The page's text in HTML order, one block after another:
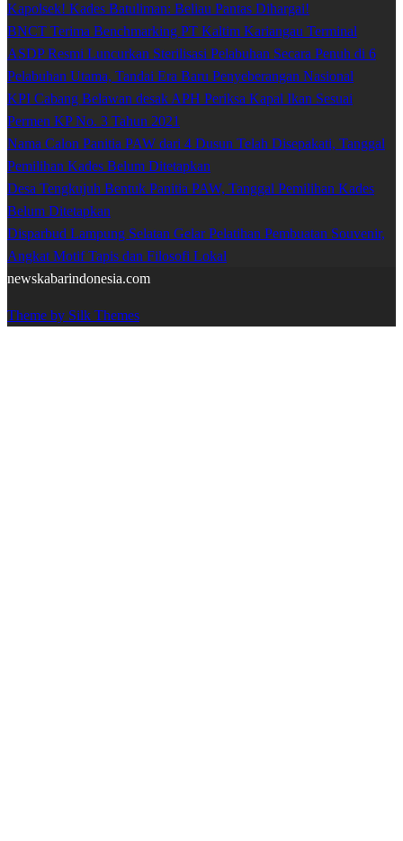
Kapolsek! Kades Batuliman: Beliau Pantas Dihargai!
BNCT Terima Benchmarking PT Kaltim Kariangau Terminal
ASDP Resmi Luncurkan Sterilisasi Pelabuhan Secara Penuh di 6
Pelabuhan Utama, Tandai Era Baru Penyeberangan Nasional
KPI Cabang Belawan desak APH Periksa Kapal Ikan Sesuai
Permen KP No. 3 Tahun 2021
Nama Calon Panitia PAW dari 4 Dusun Telah Disepakati, Tanggal
Pemilihan Kades Belum Ditetapkan
Desa Tengkujuh Bentuk Panitia PAW, Tanggal Pemilihan Kades
Belum Ditetapkan
Disparbud Lampung Selatan Gelar Pelatihan Pembuatan Souvenir,
Angkat Motif Tapis dan Filosofi Lokal
newskabarindonesia.com
Theme by Silk Themes